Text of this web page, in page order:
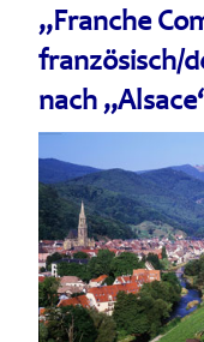
„Franche
französisch/
nach